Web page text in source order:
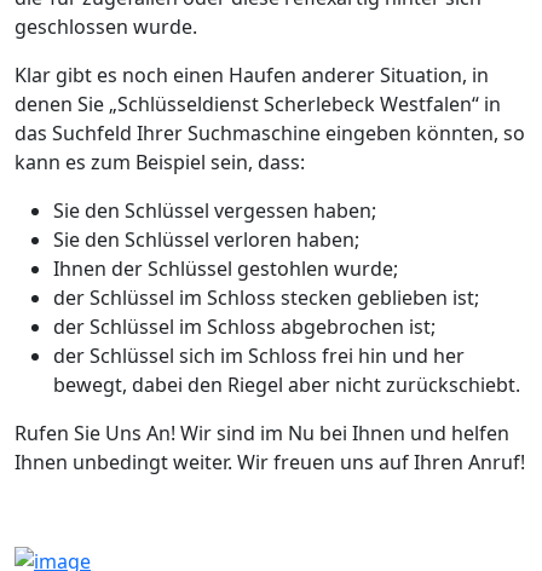
geschlossen wurde.
Klar gibt es noch einen Haufen anderer Situation, in
denen Sie „Schlüsseldienst Scherlebeck Westfalen“ in
das Suchfeld Ihrer Suchmaschine eingeben könnten, so
kann es zum Beispiel sein, dass:
Sie den Schlüssel vergessen haben;
Sie den Schlüssel verloren haben;
Ihnen der Schlüssel gestohlen wurde;
der Schlüssel im Schloss stecken geblieben ist;
der Schlüssel im Schloss abgebrochen ist;
der Schlüssel sich im Schloss frei hin und her
bewegt, dabei den Riegel aber nicht zurückschiebt.
Rufen Sie Uns An! Wir sind im Nu bei Ihnen und helfen
Ihnen unbedingt weiter. Wir freuen uns auf Ihren Anruf!